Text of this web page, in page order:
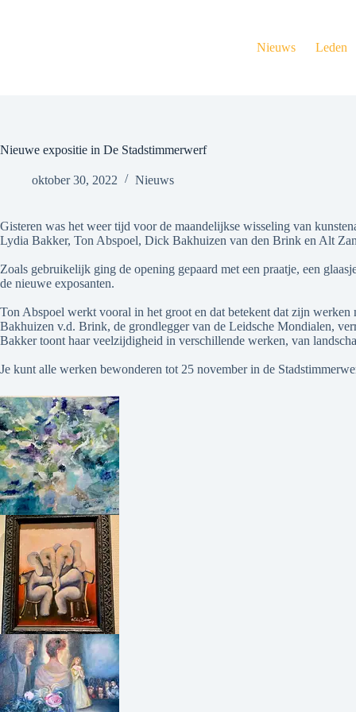
Nieuws Leden
Nieuwe expositie in De Stadstimmerwerf
oktober 30, 2022 Nieuws
Gisteren was het weer tijd voor de maandelijkse wisseling van
Lydia Bakker, Ton Abspoel, Dick Bakhuizen van den Brink en Alt
Zoals gebruikelijk ging de opening gepaard met een praatje, een
de nieuwe exposanten.
Ton Abspoel werkt vooral in het groot en dat betekent dat zijn
Bakhuizen v.d. Brink, de grondlegger van de Leidsche Mondialen,
Bakker toont haar veelzijdigheid in verschillende werken, van
Je kunt alle werken bewonderen tot 25 november in de